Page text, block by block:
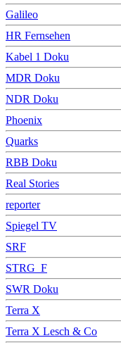
Galileo
HR Fernsehen
Kabel 1 Doku
MDR Doku
NDR Doku
Phoenix
Quarks
RBB Doku
Real Stories
reporter
Spiegel TV
SRF
STRG_F
SWR Doku
Terra X
Terra X Lesch & Co